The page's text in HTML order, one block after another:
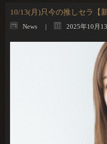
10/13(月)只今の推しセラ【
News 2025年10月